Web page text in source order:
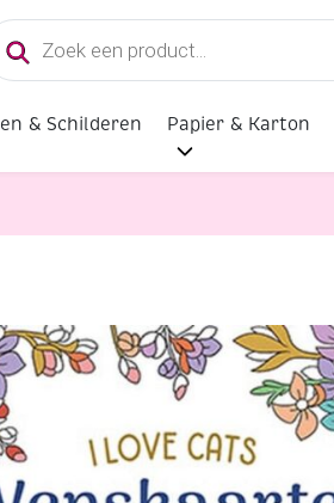
& Schilderen Papier & Karton
Wenskaarten om in te